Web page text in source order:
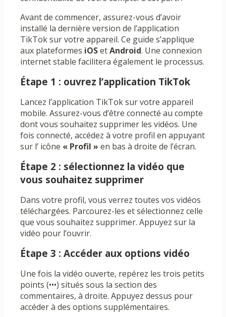
Avant de commencer, assurez-vous d’avoir
installé la dernière version de l’application
TikTok sur votre appareil. Ce guide s’applique
aux plateformes iOSetAndroid. Une connexion
internet stable facilitera également le processus.
Étape 1 : ouvrez l’application TikTok
Lancez l’application TikTok sur votre appareil
mobile. Assurez-vous d’être connecté au compte
dont vous souhaitez supprimer les vidéos. Une
fois connecté, accédez à votre profil en appuyant
sur l’ icône « Profil » en bas à droite de l’écran.
Étape 2 : sélectionnez la vidéo que
vous souhaitez supprimer
Dans votre profil, vous verrez toutes vos vidéos
téléchargées. Parcourez-les et sélectionnez celle
que vous souhaitez supprimer. Appuyez sur la
vidéo pour l’ouvrir.
Étape 3 : Accéder aux options vidéo
Une fois la vidéo ouverte, repérez les trois petits
points (•••) situés sous la section des
commentaires, à droite. Appuyez dessus pour
accéder à des options supplémentaires.